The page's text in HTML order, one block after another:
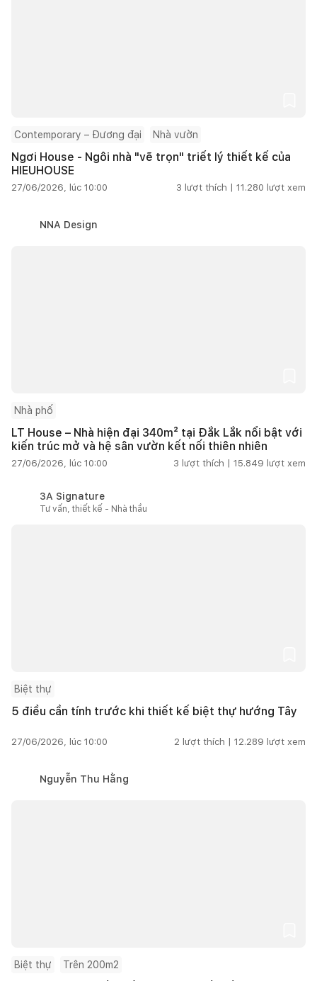
Contemporary – Đương đại Nhà vườn
Ngơi House - Ngôi nhà "vẽ trọn" triết lý thiết kế của
HIEUHOUSE
27/06/2026, lúc 10:00 3 lượt thích | 11.280 lượt xem
NNA Design
Nhà phố
LT House – Nhà hiện đại 340m² tại Đắk Lắk nổi bật với
kiến trúc mở và hệ sân vườn kết nối thiên nhiên
27/06/2026, lúc 10:00 3 lượt thích | 15.849 lượt xem
3A Signature
Tư vấn, thiết kế - Nhà thầu
Biệt thự
5 điều cần tính trước khi thiết kế biệt thự hướng Tây
27/06/2026, lúc 10:00 2 lượt thích | 12.289 lượt xem
Nguyễn Thu Hằng
Biệt thự Trên 200m2